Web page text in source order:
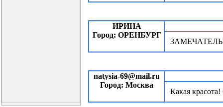
ИРИНА
Город: ОРЕНБУРГ
natysia-69@mail.ru
Город: Москва
Какая